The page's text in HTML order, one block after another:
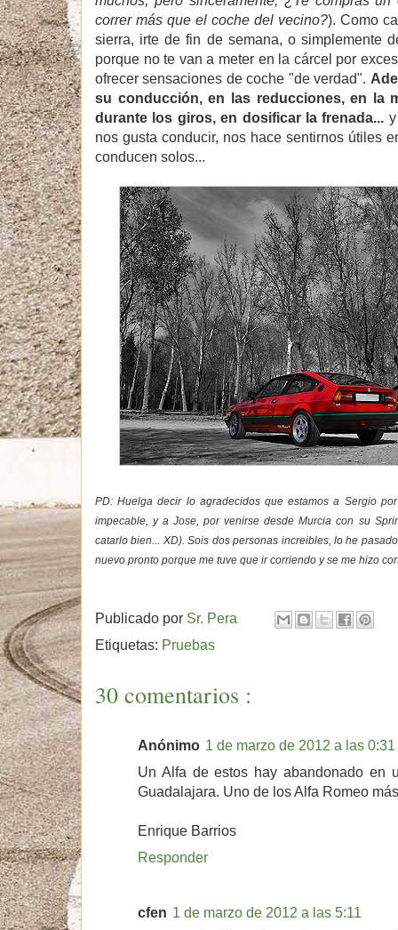
correr más que el coche del vecino?). Como
sierra, irte de fin de semana, o simplemente
porque no te van a meter en la cárcel por
ofrecer sensaciones de coche "de verdad".
su conducción, en las reducciones, en la
durante los giros, en dosificar la frenada...
nos gusta conducir, nos hace sentirnos útiles
conducen solos...
PD: Huelga decir lo agradecidos que estamos a Sergio
impecable, y a Jose, por venirse desde Murcia con su
catarlo bien... XD). Sois dos personas increibles, lo he
nuevo pronto porque me tuve que ir corriendo y se me hizo
Publicado por Sr. Pera
Etiquetas: Pruebas
30 comentarios :
Anónimo 1 de marzo de 2012 a las 0:31
Un Alfa de estos hay abandonado en
Guadalajara. Uno de los Alfa Romeo
Enrique Barrios
Responder
cfen 1 de marzo de 2012 a las 5:11